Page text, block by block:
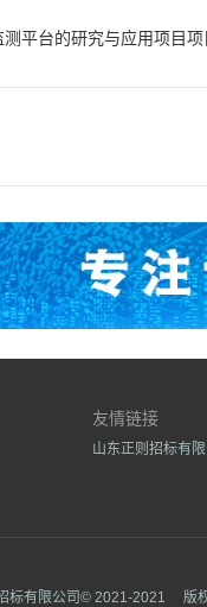
平台的研究与应用项目
友情链接
山东正则招标有
标有限公司© 2021-2021 版